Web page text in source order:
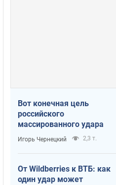
Вот конечная цель
российского
массированного удара
Игорь Чернецкий 2,3 т.
От Wildberries к ВТБ: как
один удар может